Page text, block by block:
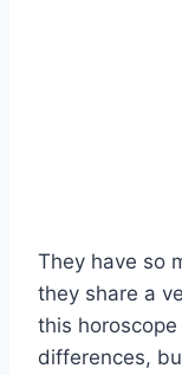
They have so
they share a
this horoscope
differences,